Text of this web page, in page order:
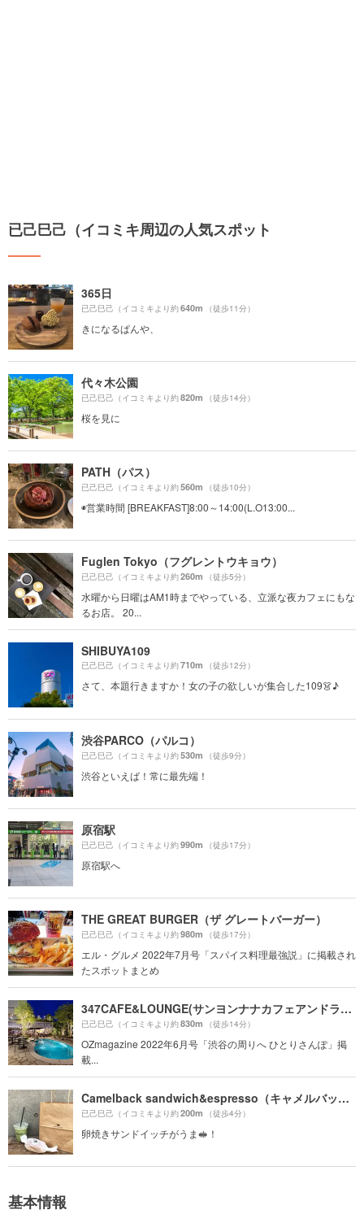
已己巳己（イコミキ周辺の人気スポット
365日
已己巳己（イコミキより約640m （徒歩11分）
きになるぱんや、
代々木公園
已己巳己（イコミキより約820m （徒歩14分）
桜を見に
PATH（パス）
已己巳己（イコミキより約560m （徒歩10分）
◉営業時間 [BREAKFAST]8:00～14:00(L.O13:00...
Fuglen Tokyo（フグレントウキョウ）
已己巳己（イコミキより約260m （徒歩5分）
水曜から日曜はAM1時までやっている、立派な夜カフェにもな
るお店。 20...
SHIBUYA109
已己巳己（イコミキより約710m （徒歩12分）
さて、本題行きますか！女の子の欲しいが集合した109👗♪
渋谷PARCO（パルコ）
已己巳己（イコミキより約530m （徒歩9分）
渋谷といえば！常に最先端！
原宿駅
已己巳己（イコミキより約990m （徒歩17分）
原宿駅へ
THE GREAT BURGER（ザ グレートバーガー）
已己巳己（イコミキより約980m （徒歩17分）
エル・グルメ 2022年7月号「スパイス料理最強説」に掲載され
たスポットまとめ
347CAFE&LOUNGE(サンヨンナナカフェアンドラウンジ)
已己巳己（イコミキより約830m （徒歩14分）
OZmagazine 2022年6月号「渋谷の周りへ ひとりさんぽ」掲
載...
Camelback sandwich&espresso（キャメルバック サンドウィッチ&エスプレッソ）
已己巳己（イコミキより約200m （徒歩4分）
卵焼きサンドイッチがうま🥪！
基本情報